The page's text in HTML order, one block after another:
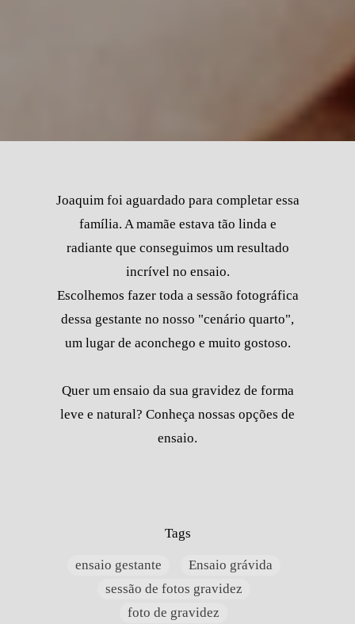
Joaquim foi aguardado para completar essa
família. A mamãe estava tão linda e
radiante que conseguimos um resultado
incrível no ensaio.
Escolhemos fazer toda a sessão fotográfica
dessa gestante no nosso "cenário quarto",
um lugar de aconchego e muito gostoso.
Quer um ensaio da sua gravidez de forma
leve e natural? Conheça nossas opções de
ensaio.
Tags
ensaio gestante
Ensaio grávida
sessão de fotos gravidez
foto de gravidez